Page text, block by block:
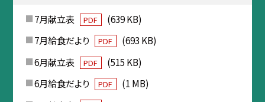
7月献立表 PDF
(639 KB)
7月給食だより
PDF
(693 KB)
6月献立表
PDF
(515 KB)
6月給食だより
PDF
(1 MB)